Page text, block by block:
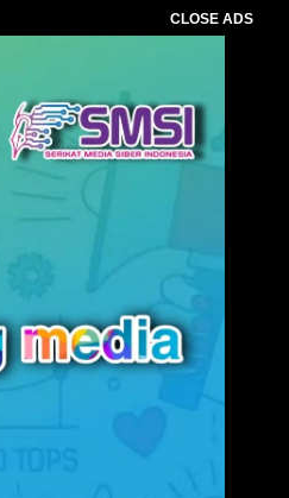
CLOSE ADS